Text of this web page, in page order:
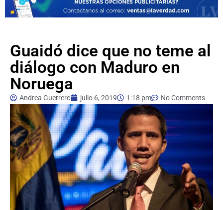
Guaidó dice que no teme al
diálogo con Maduro en
Noruega
Andrea Guerrero julio 6, 2019 1:18 pm No Comments